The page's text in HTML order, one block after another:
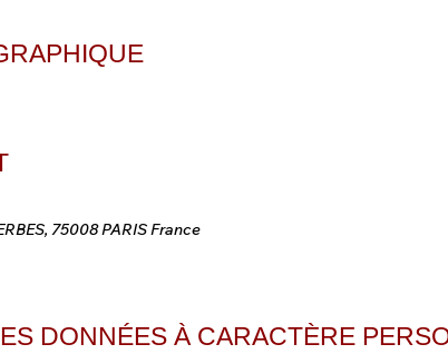
75008 PARIS France
DONNÉES À CARACTÈRE